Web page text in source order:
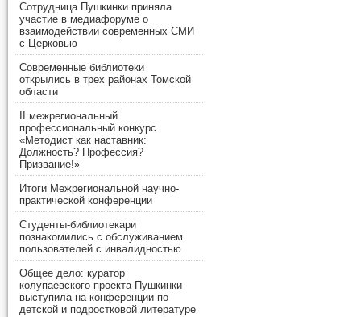
Сотрудница Пушкинки приняла
участие в медиафоруме о
взаимодействии современных СМИ
с Церковью
Современные библиотеки
открылись в трех районах Томской
области
II межрегиональный
профессиональный конкурс
«Методист как наставник:
Должность? Профессия?
Призвание!»
Итоги Межрегиональной научно-
практической конференции
Студенты-библиотекари
познакомились с обслуживанием
пользователей с инвалидностью
Общее дело: куратор
колупаевского проекта Пушкинки
выступила на конференции по
детской и подростковой литературе